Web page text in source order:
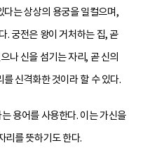
는 상상의 용궁을 일컬으며,
. 궁전은 왕이 거처하는 집, 곧
나 신을 섬기는 자리, 곧 신의
를 신격화한 것이라 할 수 있다.
용어를 사용한다. 이는 가신을
리를 뜻하기도 한다.